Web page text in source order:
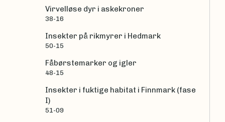
Virvelløse dyr i askekroner
38-16
Insekter på rikmyrer i Hedmark
50-15
Fåbørstemarker og igler
48-15
Insekter i fuktige habitat i Finnmark (fase
I)
51-09